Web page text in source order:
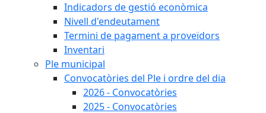
Indicadors de gestió econòmica
Nivell d'endeutament
Termini de pagament a proveïdors
Inventari
Ple municipal
Convocatòries del Ple i ordre del dia
2026 - Convocatòries
2025 - Convocatòries